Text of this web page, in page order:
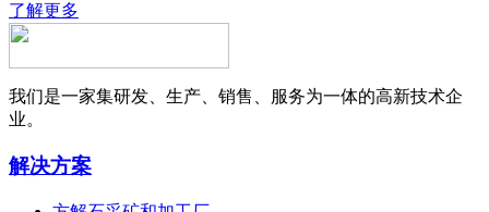
了解更多
我们是一家集研发、生产、销售、服务为一体的高新技术企
业。
解决方案